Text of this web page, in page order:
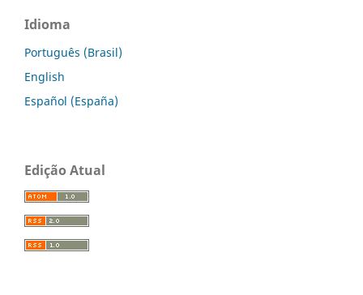
Idioma
Português (Brasil)
English
Español (España)
Edição Atual